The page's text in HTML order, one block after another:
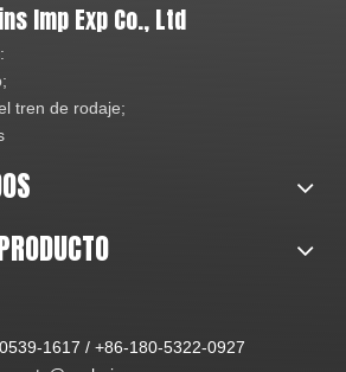
Imp Exp Co., Ltd
tren de rodaje;
1617 / +86-180-5322-0927